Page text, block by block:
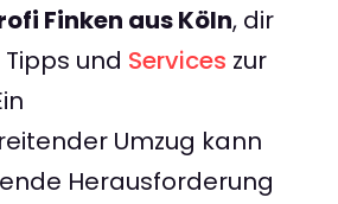
Finken aus Köln, dir
und Services zur
Umzug kann
Herausforderung